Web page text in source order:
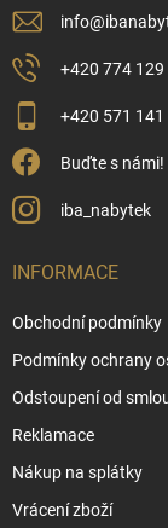
info@
+420 774 129
+420 571 141
Buďte s námi!
iba_nabytek
INFORMACE
Obchodní podmínky
Podmínky ochrany
Odstoupení od
Reklamace
Nákup na splátky
Vrácení zboží